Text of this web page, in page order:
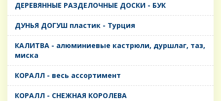
ДЕРЕВЯННЫЕ РАЗДЕЛОЧНЫЕ ДОСКИ - БУК
ДУНЬЯ ДОГУШ пластик - Турция
КАЛИТВА - алюминиевые кастрюли, дуршлаг, таз,
миска
КОРАЛЛ - весь ассортимент
КОРАЛЛ - СНЕЖНАЯ КОРОЛЕВА